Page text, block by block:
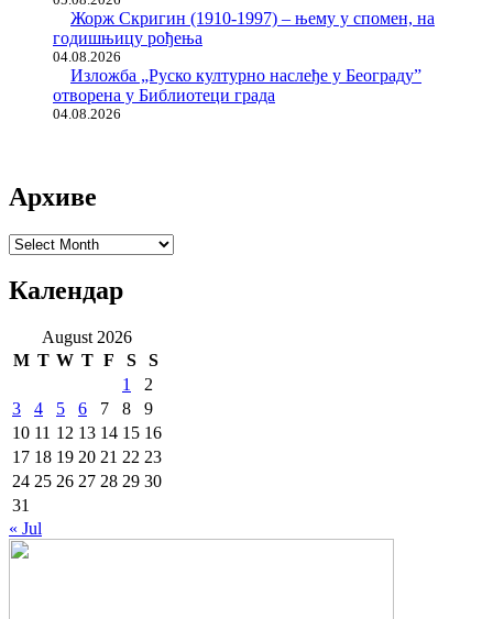
Жорж Скригин (1910-1997) – њему у спомен, на
годишњицу рођења
04.08.2026
Изложба „Руско културно наслеђе у Београду”
отворена у Библиотеци града
04.08.2026
Архиве
Архиве
Календар
August 2026
M T W T F S
S
1
2
3
4 5 6 7 8
9
10 11 12 13 14 15 16
17 18 19 20 21 22 23
24 25 26 27 28 29 30
31
« Jul